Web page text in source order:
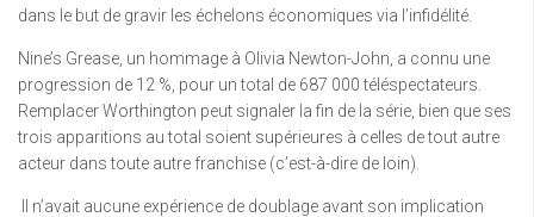
dans le but de gravir les échelons économiques via l’infidélité.
Nine’s Grease, un hommage à Olivia Newton-John, a connu une
progression de 12 %, pour un total de 687 000 téléspectateurs.
Remplacer Worthington peut signaler la fin de la série, bien que ses
trois apparitions au total soient supérieures à celles de tout autre
acteur dans toute autre franchise (c’est-à-dire de loin).
Il n’avait aucune expérience de doublage avant son implication